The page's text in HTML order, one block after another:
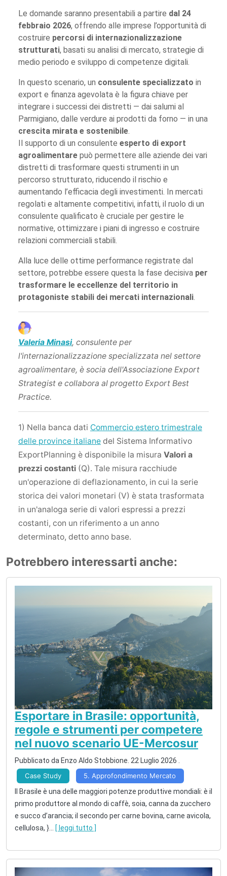
Le domande saranno presentabili a partire dal 24
febbraio 2026, offrendo alle imprese l’opportunità di
costruire percorsi di internazionalizzazione
strutturati, basati su analisi di mercato, strategie di
medio periodo e sviluppo di competenze digitali.
In questo scenario, un consulente specializzato in
export e finanza agevolata è la figura chiave per
integrare i successi dei distretti — dai salumi al
Parmigiano, dalle verdure ai prodotti da forno — in una
crescita mirata e sostenibile.
Il supporto di un consulente esperto di export
agroalimentare può permettere alle aziende dei vari
distretti di trasformare questi strumenti in un
percorso strutturato, riducendo il rischio e
aumentando l’efficacia degli investimenti. In mercati
regolati e altamente competitivi, infatti, il ruolo di un
consulente qualificato è cruciale per gestire le
normative, ottimizzare i piani di ingresso e costruire
relazioni commerciali stabili.
Alla luce delle ottime performance registrate dal
settore, potrebbe essere questa la fase decisiva per
trasformare le eccellenze del territorio in
protagoniste stabili dei mercati internazionali.
Valeria Minasi, consulente per
l'internazionalizzazione specializzata nel settore
agroalimentare, è socia dell'Associazione Export
Strategist e collabora al progetto Export Best
Practice.
1) Nella banca dati Commercio estero trimestrale
delle province italiane del Sistema Informativo
ExportPlanning è disponibile la misura Valori a
prezzi costanti (Q). Tale misura racchiude
un'operazione di deflazionamento, in cui la serie
storica dei valori monetari (V) è stata trasformata
in un'analoga serie di valori espressi a prezzi
costanti, con un riferimento a un anno
determinato, detto anno base.
Potrebbero interessarti anche:
Esportare in Brasile: opportunità,
regole e strumenti per competere
nel nuovo scenario UE-Mercosur
Pubblicato da Enzo Aldo Stobbione 22 Luglio 2026
Case Study
5. Approfondimento Mercato
Il Brasile è una delle maggiori potenze produttive mondiali: è il
primo produttore al mondo di caffè, soia, canna da zucchero
e succo d’arancia; il secondo per carne bovina, carne avicola,
cellulosa, }
[ leggi tutto ]